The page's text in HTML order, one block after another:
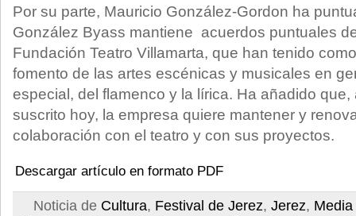
Por su parte, Mauricio González-Gordon ha
González Byass mantiene acuerdos puntuales
Fundación Teatro Villamarta, que han tenido
fomento de las artes escénicas y musicales en
especial, del flamenco y la lírica. Ha añadido
suscrito hoy, la empresa quiere mantener y
colaboración con el teatro y con sus proyectos.
Descargar artículo en formato PDF
Noticia de Cultura, Festival de Jerez, Jerez,